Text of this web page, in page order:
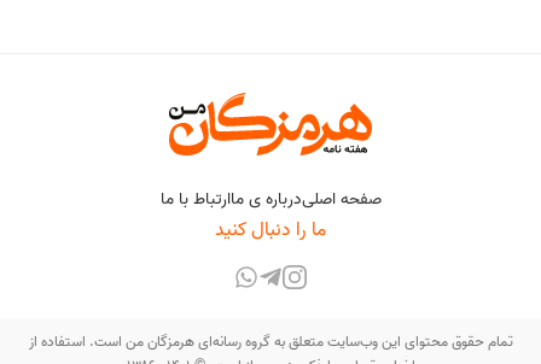
صفحه اصلیدرباره ی ماارتباط با ما
ما را دنبال کنید
تمام حقوق محتوای این وب‌سایت متعلق به گروه رسانه‌ای هرمزگان من است. استفاده از